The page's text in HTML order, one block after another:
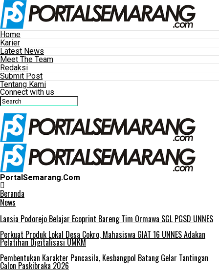
Home
Karier
Latest News
Meet The Team
Redaksi
Submit Post
Tentang Kami
Connect with us
PortalSemarang.Com
Beranda
News
Lansia Podorejo Belajar Ecoprint Bareng Tim Ormawa SGL PGSD UNNES
Perkuat Produk Lokal Desa Cokro, Mahasiswa GIAT 16 UNNES Adakan
Pelatihan Digitalisasi UMKM
Pembentukan Karakter Pancasila, Kesbangpol Batang Gelar Tantingan
Calon Paskibraka 2026